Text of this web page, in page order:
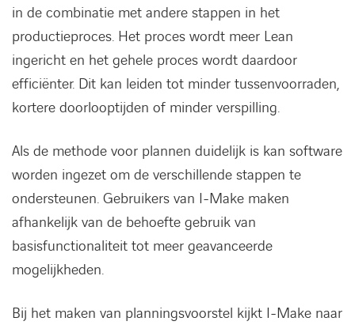
in de combinatie met andere stappen in het
productieproces. Het proces wordt meer Lean
ingericht en het gehele proces wordt daardoor
efficiënter. Dit kan leiden tot minder tussenvoorraden,
kortere doorlooptijden of minder verspilling.
Als de methode voor plannen duidelijk is kan software
worden ingezet om de verschillende stappen te
ondersteunen. Gebruikers van I-Make maken
afhankelijk van de behoefte gebruik van
basisfunctionaliteit tot meer geavanceerde
mogelijkheden.
Bij het maken van planningsvoorstel kijkt I-Make naar